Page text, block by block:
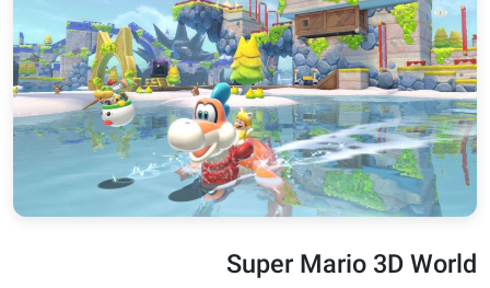
Super Mario 3D World